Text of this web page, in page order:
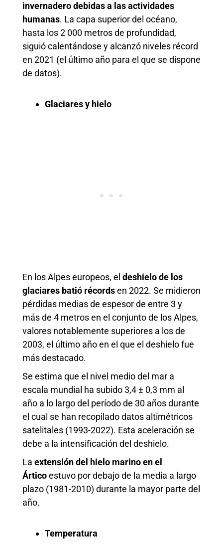
invernadero debidas a las actividades
humanas. La capa superior del océano,
hasta los 2 000 metros de profundidad,
siguió calentándose y alcanzó niveles récord
en 2021 (el último año para el que se dispone
de datos).
Glaciares y hielo
En los Alpes europeos, el deshielo de los
glaciares batió récordsen 2022. Se midieron
pérdidas medias de espesor de entre 3 y
más de 4 metros en el conjunto de los Alpes,
valores notablemente superiores a los de
2003, el último año en el que el deshielo fue
más destacado.
Se estima que el nivel medio del mar a
escala mundial ha subido 3,4 ± 0,3 mm al
año a lo largo del período de 30 años durante
el cual se han recopilado datos altimétricos
satelitales (1993-2022). Esta aceleración se
debe a la intensificación del deshielo.
La extensión del hielo marino en el
Árticoestuvo por debajo de la media a largo
plazo (1981-2010) durante la mayor parte del
año.
Temperatura